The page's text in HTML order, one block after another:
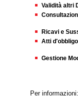
Validità altri
Ricavi e
Atti d'obbligo
Gestione
Per